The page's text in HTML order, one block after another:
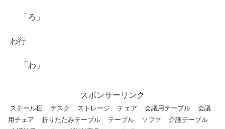
「ろ」
わ行
「わ」
スポンサーリンク
スチール棚 デスク ストレージ チェア 会議用テーブル
会議
用チェア
折りたたみテーブル テーブル ソファ
介護テーブル